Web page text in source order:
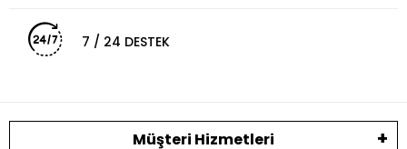
7 / 24 DESTEK
Müşteri Hizmetleri